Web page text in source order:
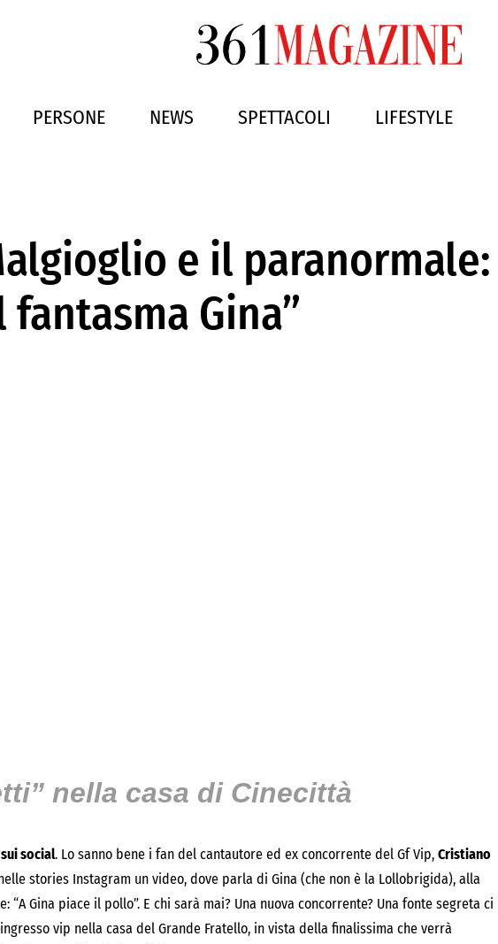
PERSONE NEWS SPETTACOLI LIFESTYLE
e il paranormale:
fantasma Gina”
nella casa di Cinecittà
social. Lo sanno bene i fan del cantautore ed ex concorrente del Gf Vip, Cristiano
stories Instagram un video, dove parla di Gina (che non è la Lollobrigida), alla
Gina piace il pollo”. E chi sarà mai? Una nuova concorrente? Una fonte segreta ci
vip nella casa del Grande Fratello, in vista della finalissima che verrà